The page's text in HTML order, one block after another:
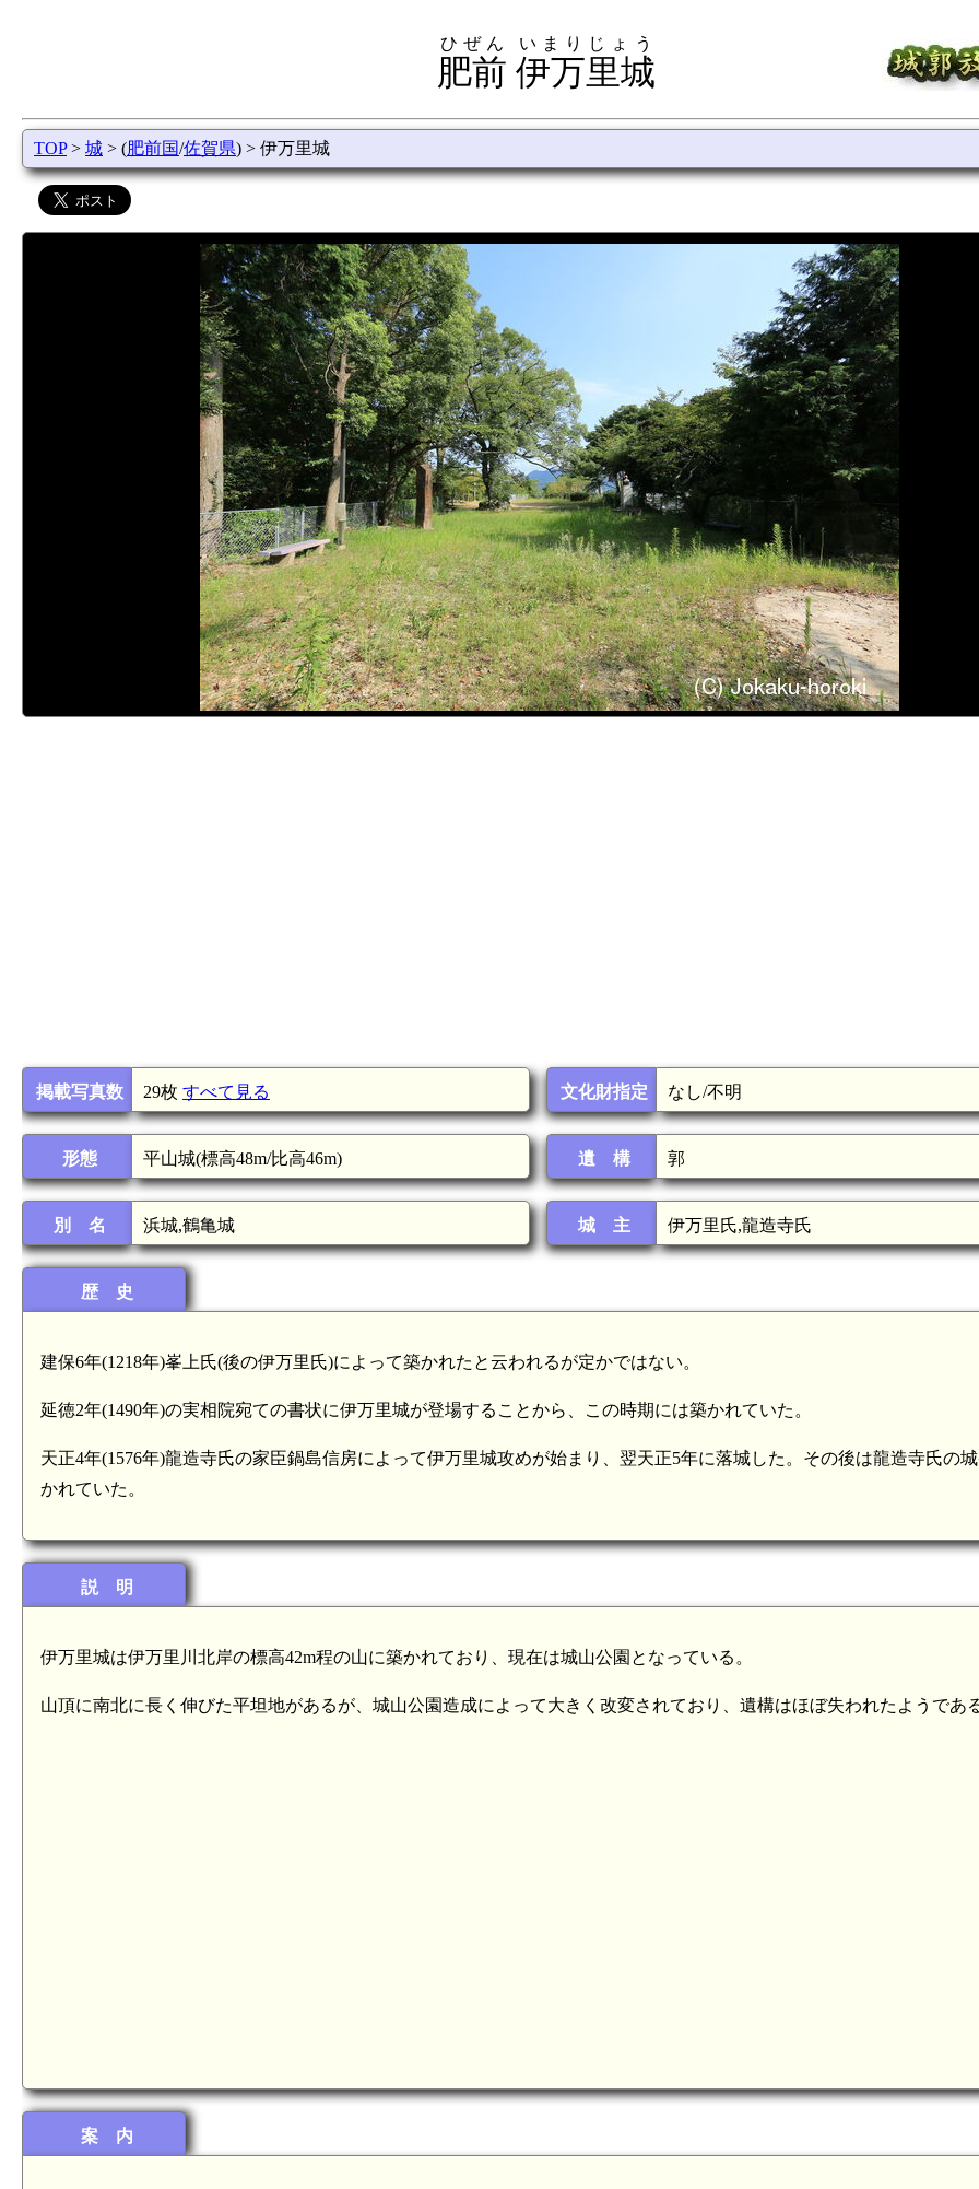
肥前 伊万里城
ひぜん いまりじょう
TOP> 城 > (肥前国/佐賀県) > 伊万里城
掲載写真数 29枚 すべて見る
形態 平山城(標高48m/比高46m)
別 名 浜城,鶴亀城
文化財指定 なし/不明
遺 構 郭
城 主 伊万里氏,龍造寺氏
歴 史
建保6年(1218年)峯上氏(後の伊万里氏)によって築かれたと云われるが定かではない。
延徳2年(1490年)の実相院宛ての書状に伊万里城が登場することから、この時期には築かれていた。
天正4年(1576年)龍造寺氏の家臣鍋島信房によって伊万里城攻めが始まり、翌天正5年に落城した。その後は龍造寺氏の
かれていた。
説 明
伊万里城は伊万里川北岸の標高42m程の山に築かれており、現在は城山公園となっている。
山頂に南北に長く伸びた平坦地があるが、城山公園造成によって大きく改変されており、遺構はほぼ失われたようであ
案 内
城(6.7km)